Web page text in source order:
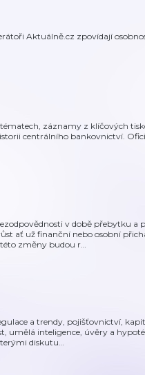
Aktuálně.cz zpovídají
záznamy z klíčových
centrálního bankovnictví.
v době přebytku a
ať už finanční nebo osobní
změny budou r…
a trendy, pojišťovnictví,
umělá inteligence, úvěry a
diskutu…